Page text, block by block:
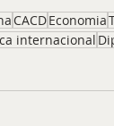
CACDEconomia
internacional